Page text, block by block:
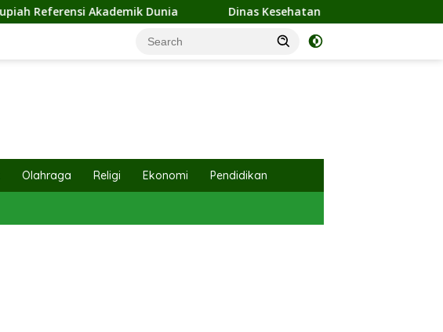
Dinas Kesehatan Labuhanbatu Gelar Pesantren Sehat, Wujudkan Santri
Olahraga Religi Ekonomi Pendidikan